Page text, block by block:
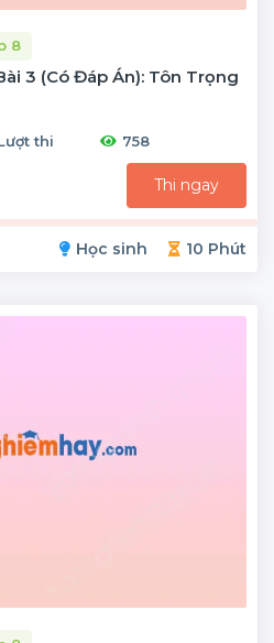
8
3 (có Đáp Án): Tôn Trọng
thi 758
Thi ngay
Học sinh 10 Phút